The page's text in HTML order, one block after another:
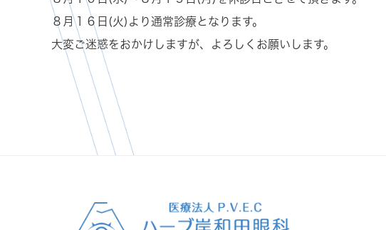
８月１６日(火)より通常診療となります。
大変ご迷惑をおかけしますが、よろしくお願いします。